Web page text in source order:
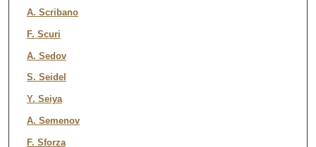
A. Scribano
F. Scuri
A. Sedov
S. Seidel
Y. Seiya
A. Semenov
F. Sforza